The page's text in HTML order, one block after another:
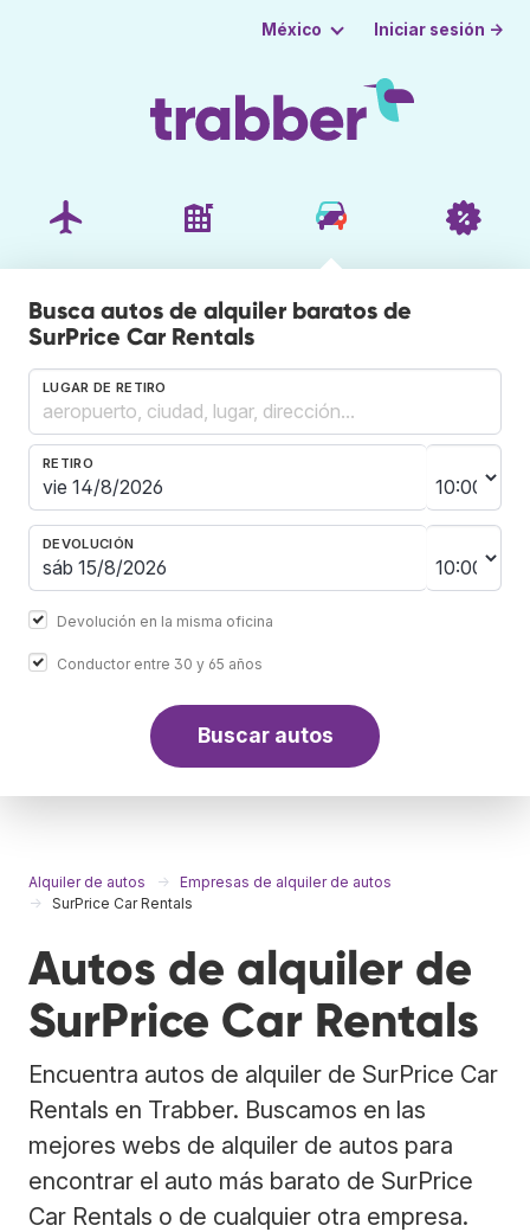
México Iniciar sesión →
Busca autos de alquiler baratos de
SurPrice Car Rentals
LUGAR DE RETIRO
RETIRO
DEVOLUCIÓN
Devolución en la misma oficina
Conductor entre 30 y 65 años
Buscar autos
Alquiler de autos
Empresas de alquiler de autos
SurPrice Car Rentals
Autos de alquiler de
SurPrice Car Rentals
Encuentra autos de alquiler de SurPrice Car
Rentals en Trabber. Buscamos en las
mejores webs de alquiler de autos para
encontrar el auto más barato de SurPrice
Car Rentals o de cualquier otra empresa.